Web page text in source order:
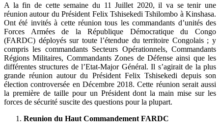
A la fin de cette semaine du 11 Juillet 2020, il va se tenir une
réunion autour du Président Felix Tshisekedi Tshilombo à Kinshasa.
Ont été invités à cette réunion tous les commandants d’unités des
Forces Armées de la République Démocratique du Congo
(FARDC) déployés sur toute l’étendue du territoire Congolais ; y
compris les commandants Secteurs Opérationnels, Commandants
Régions Militaires, Commandants Zones de Défense ainsi que les
différentes structures de l’Etat-Major Général. Il s’agirait de la plus
grande réunion autour du Président Felix Tshisekedi depuis son
élection controversée en Décembre 2018. Cette réunion serait aussi
la première de taille pour un Président dont la main mise sur les
forces de sécurité suscite des questions pour la plupart.
Reunion du Haut Commandement FARDC